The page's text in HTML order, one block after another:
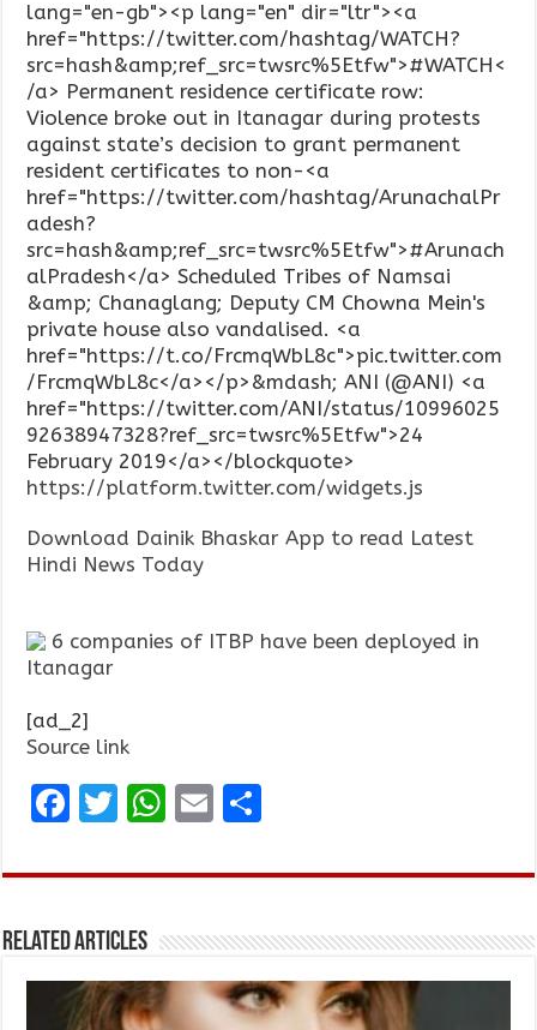
lang="en-gb"><p lang="en" dir="ltr"><a
href="https://twitter.com/hashtag/WATCH?
src=hash&amp;ref_src=twsrc%5Etfw">#WATCH<
/a> Permanent residence certificate row:
Violence broke out in Itanagar during protests
against state’s decision to grant permanent
resident certificates to non-<a
href="https://twitter.com/hashtag/ArunachalPr
adesh?
src=hash&amp;ref_src=twsrc%5Etfw">#Arunach
alPradesh</a> Scheduled Tribes of Namsai
&amp; Chanaglang; Deputy CM Chowna Mein's
private house also vandalised. <a
href="https://t.co/FrcmqWbL8c">pic.twitter.com
/FrcmqWbL8c</a></p>&mdash; ANI (@ANI) <a
href="https://twitter.com/ANI/status/10996025
92638947328?ref_src=twsrc%5Etfw">24
February 2019</a></blockquote>
https://platform.twitter.com/widgets.js
Download Dainik Bhaskar App to read Latest
Hindi News Today
6 companies of ITBP have been deployed in
Itanagar
[ad_2]
Source link
F
ce
o
o
T
it
r
W
at
A
p
E
ai ar
Related Articles